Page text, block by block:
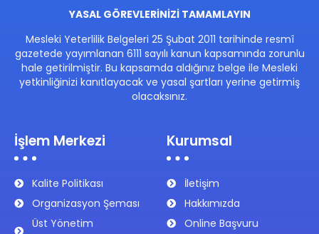
YASAL GÖREVLERİNİZİ TAMAMLAYIN
Mesleki Yeterlilik Belgeleri 25 Şubat 2011 tarihinde resmî
gazetede yayımlanan 6111 sayılı kanun kapsamında zorunlu
hale getirilmiştir. Bu kapsamda aldığınız belge ile Mesleki
yetkinliğinizi kanıtlayacak ve yasal şartları yerine getirmiş
olacaksınız.
İşlem Merkezi
Kalite Politikası
Organizasyon Şeması
Üst Yönetim
Kurumsal
İletişim
Hakkımızda
Online Başvuru